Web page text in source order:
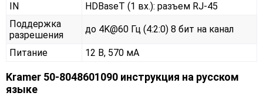
IN
HDBaseT (1 вх.): разъем RJ-45
Поддержка
разрешения
до 4K@60 Гц (4:2:0) 8 бит на канал
Питание 12 В, 570 мА
Kramer 50-8048601090 инструкция на русском
языке